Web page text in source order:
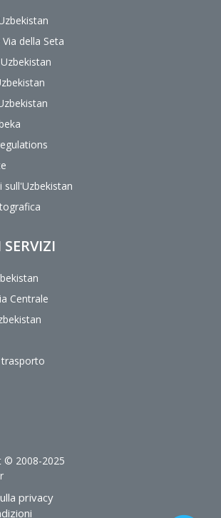
della Seta
sull'Uzbekistan
Centrale
trasporto
© 2008-2025
privacy